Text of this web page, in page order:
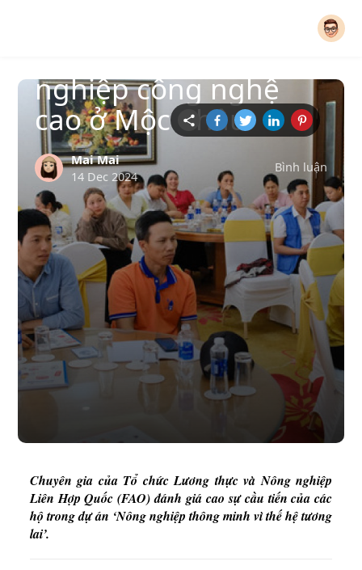
nghiệp công nghệ
cao ở Mộc Châu
Bình luận
Mai Mai
14 Dec 2024
Chuyên gia của Tổ chức Lương thực và Nông nghiệp
Liên Hợp Quốc (FAO) đánh giá cao sự cầu tiến của các
hộ trong dự án ‘Nông nghiệp thông minh vì thế hệ tương
lai’.